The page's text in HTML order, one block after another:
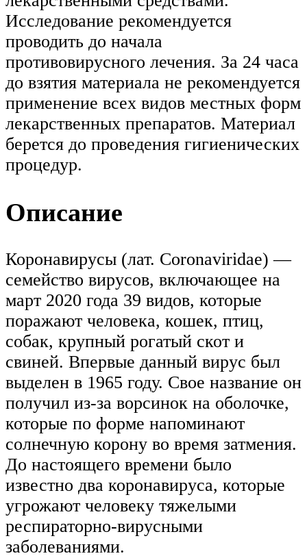
Исследование рекомендуется
проводить до начала
противовирусного лечения. За 24 часа
до взятия материала не рекомендуется
применение всех видов местных форм
лекарственных препаратов. Материал
берется до проведения гигиенических
процедур.
Описание
Коронавирусы (лат. Coronaviridae) —
семейство вирусов, включающее на
март 2020 года 39 видов, которые
поражают человека, кошек, птиц,
собак, крупный рогатый скот и
свиней. Впервые данный вирус был
выделен в 1965 году. Свое название он
получил из-за ворсинок на оболочке,
которые по форме напоминают
солнечную корону во время затмения.
До настоящего времени было
известно два коронавируса, которые
угрожают человеку тяжелыми
респираторно-вирусными
заболеваниями.